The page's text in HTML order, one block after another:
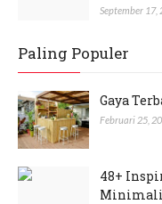
September 17,
Paling Populer
Gaya
Februari 25,
48+